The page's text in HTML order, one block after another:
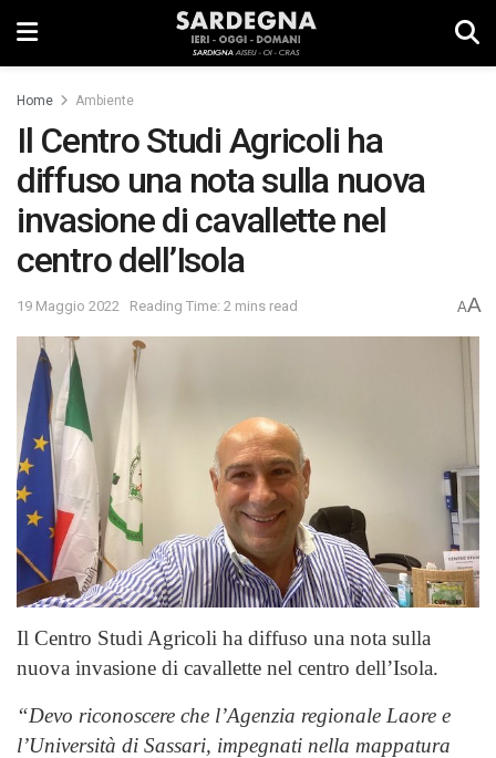
Home Ambiente
Il Centro Studi Agricoli ha
diffuso una nota sulla nuova
invasione di cavallette nel
centro dell’Isola
19 Maggio 2022 Reading Time: 2 mins read AA
Il Centro Studi Agricoli ha diffuso una nota sulla
nuova invasione di cavallette nel centro dell’Isola.
“Devo riconoscere che l’Agenzia regionale Laore e
l’Università di Sassari, impegnati nella mappatura